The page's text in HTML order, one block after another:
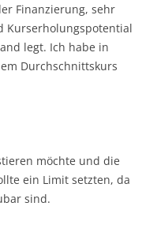
Finanzierung, sehr
Kurserholungspotential
legt. Ich habe in
Durchschnittskurs
möchte und die
ein Limit setzten, da
sind.